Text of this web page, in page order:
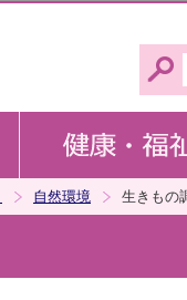
自然環境 生きもの